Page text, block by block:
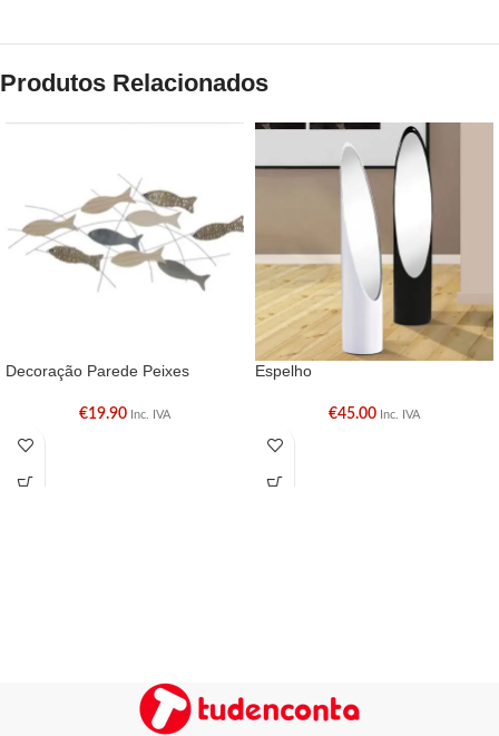
Produtos Relacionados
Decoração Parede Peixes
€19.90 Inc. IVA
Espelho
€45.00 Inc. IVA